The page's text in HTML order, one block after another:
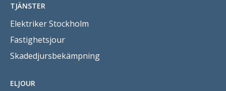
TJÄNSTER
Elektriker Stockholm
Fastighetsjour
Skadedjursbekämpning
ELJOUR